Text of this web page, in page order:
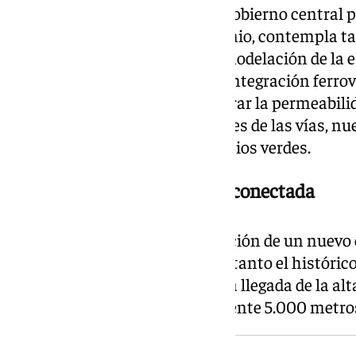
El contrato, adjudicado por el Gobierno central
en marcha el pasado mes de junio, contempla
básico para la ampliación y remodelación de la
redacción del anteproyecto de integración
actuaciones destinadas a mejorar la
mediante cubrimientos parciales de las vías,
inferiores y la creación de espacios verdes.
Una estación más amplia y conectada
La actuación prevé la construcción de un
con las instalaciones actuales, tanto el
dependencias levantadas con la llegada de la
una terminal de aproximadamente 5.000